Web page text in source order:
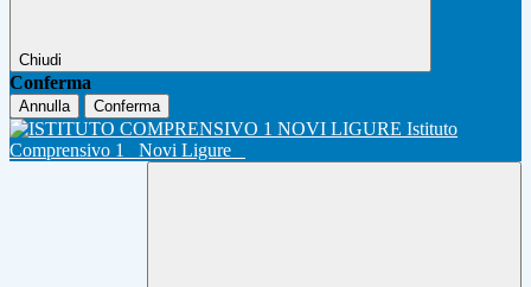
Chiudi
Conferma
Annulla Conferma
Istituto
Comprensivo 1
Novi Ligure